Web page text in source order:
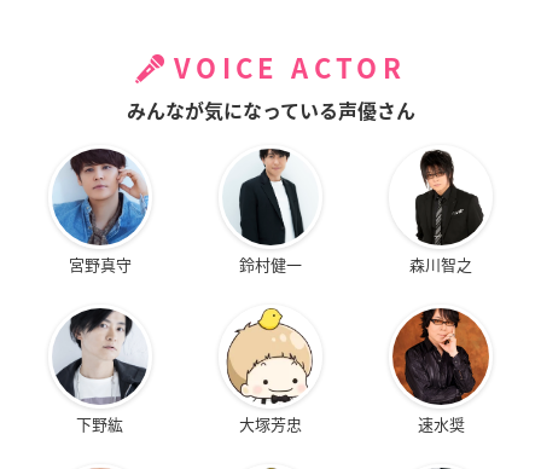
VOICE ACTOR
みんなが気になっている声優さん
宮野真守 鈴村健一 森川智之
下野紘 大塚芳忠 速水奨